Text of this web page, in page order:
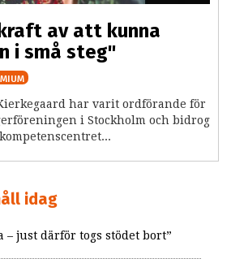
av att kunna
i små steg"
har varit ordförande för
i Stockholm och bidrog
idag
– just därför togs stödet bort”